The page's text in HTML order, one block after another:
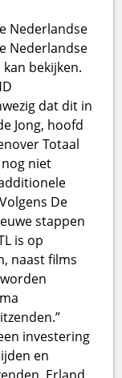
Nederlandse
Nederlandse
bekijken.
dat dit in
Jong, hoofd
Totaal
niet
De
stappen
is op
naast films
investering
en
Erland